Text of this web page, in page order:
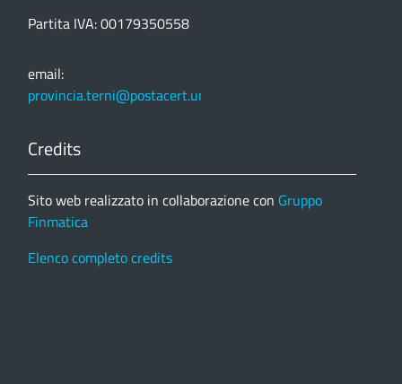
Partita IVA: 00179350558
email:
provincia.terni@postacert.umbria.it
Credits
Sito web realizzato in collaborazione con Gruppo
Finmatica
Elenco completo credits